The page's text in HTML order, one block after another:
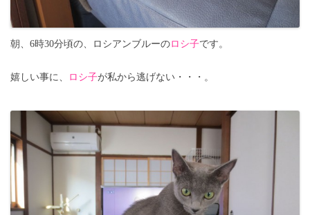
朝、6時30分頃の、ロシアンブルーのロシ子です。
嬉しい事に、 ロシ子が私から逃げない・・・。